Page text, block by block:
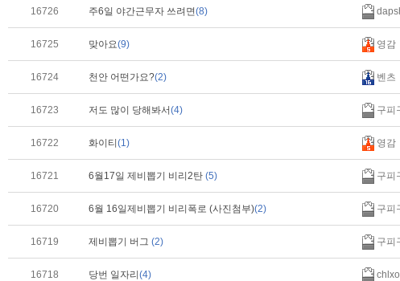
16726 주6일 야간근무자 쓰려면(8)
16725 맞아요(9) 영감
16724 천안 어떤가요?(2) 벤츠
16723 저도 많이 당해봐서(4) 구피
16722 화이티 (1) 영감
16721 6월17일 제비뽑기 비리2탄 (5) 구피
16720 6월 16일제비뽑기 비리폭로 (사진첨부)(2) 구피
16719 제비뽑기 버그 (2) 구피
16718 당번 일자리 (4)